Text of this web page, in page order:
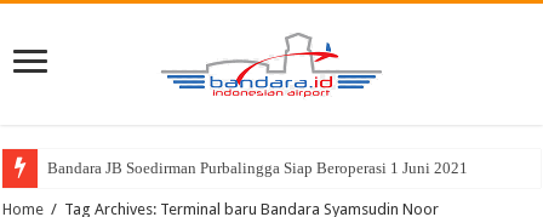
Bandara JB Soedirman Purbalingga Siap Beroperasi 1 Juni 2021
Home / Tag Archives: Terminal baru Bandara Syamsudin Noor